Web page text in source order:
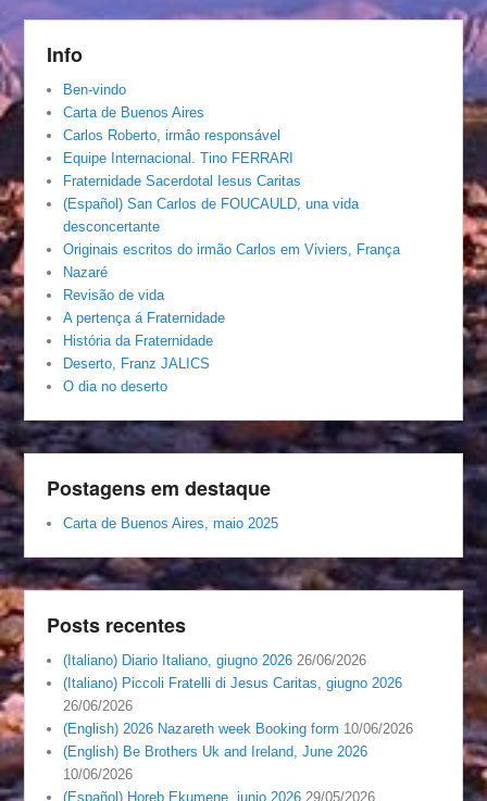
Info
Ben-vindo
Carta de Buenos Aires
Carlos Roberto, irmâo responsável
Equipe Internacional. Tino FERRARI
Fraternidade Sacerdotal Iesus Caritas
(Español) San Carlos de FOUCAULD, una vida
desconcertante
Originais escritos do irmão Carlos em Viviers, França
Nazaré
Revisão de vida
A pertença á Fraternidade
História da Fraternidade
Deserto, Franz JALICS
O dia no deserto
Postagens em destaque
Carta de Buenos Aires, maio 2025
Posts recentes
(Italiano) Diario Italiano, giugno 2026 26/06/2026
(Italiano) Piccoli Fratelli di Jesus Caritas, giugno 2026
26/06/2026
(English) 2026 Nazareth week Booking form 10/06/2026
(English) Be Brothers Uk and Ireland, June 2026
10/06/2026
(Español) Horeb Ekumene, junio 2026 29/05/2026